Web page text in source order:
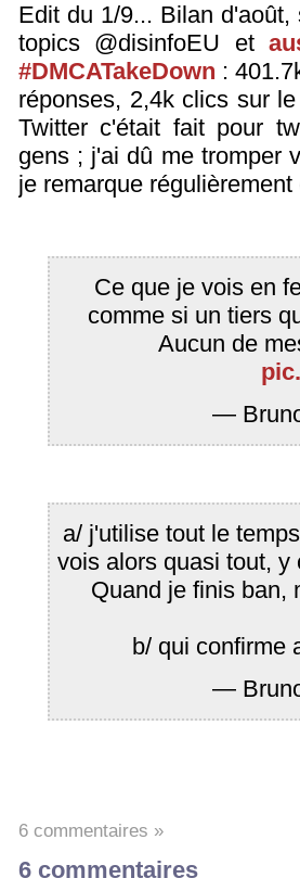
Edit du 1/9... Bilan
topics @disinfoEU et
#DMCATakeDown :
réponses, 2,4k clics sur
Twitter c'était fait pour
gens ; j'ai dû me tromper
je remarque régulièrement
Ce que je vois en
comme si un tiers
Aucun de
—
a/ j'utilise tout le
vois alors quasi tout,
Quand je finis ban,
b/ qui confirme
—
6 commentaires »
6 commentaires